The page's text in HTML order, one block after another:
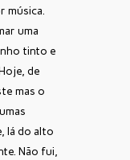
música.
uma
tinto e
de
mas o
lá do alto
Não fui,